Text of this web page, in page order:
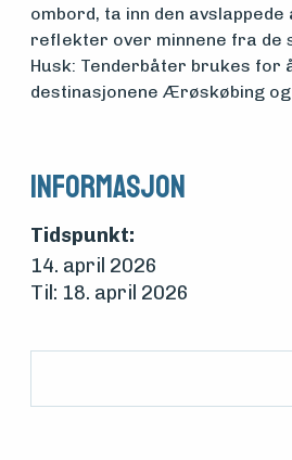
ombord, ta inn den
reflekter over minnene fra de
Husk: Tenderbåter brukes for
destinasjonene Ærøskøbing og
Informasjon
Tidspunkt:
14. april 2026
Til: 18. april 2026